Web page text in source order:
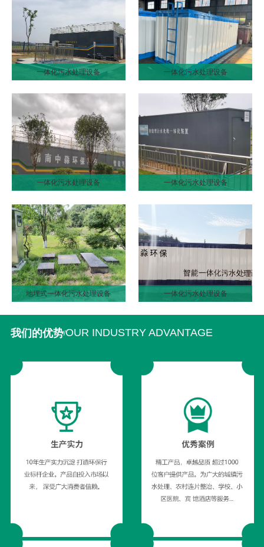
一体化污水处理设备 一体化污水处理设备
一体化污水处理设备 一体化污水处理设备
地埋式一体化污水处理设备 一体化污水处理设备
我们的优势/OUR INDUSTRY ADVANTAGE